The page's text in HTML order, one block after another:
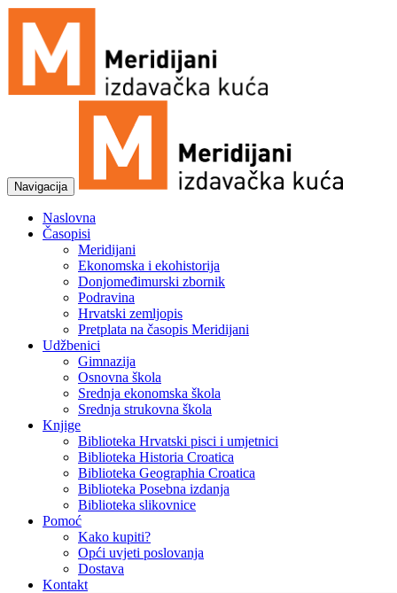
Navigacija
Naslovna
Časopisi
Meridijani
Ekonomska i ekohistorija
Donjomeđimurski zbornik
Podravina
Hrvatski zemljopis
Pretplata na časopis Meridijani
Udžbenici
Gimnazija
Osnovna škola
Srednja ekonomska škola
Srednja strukovna škola
Knjige
Biblioteka Hrvatski pisci i umjetnici
Biblioteka Historia Croatica
Biblioteka Geographia Croatica
Biblioteka Posebna izdanja
Biblioteka slikovnice
Pomoć
Kako kupiti?
Opći uvjeti poslovanja
Dostava
Kontakt